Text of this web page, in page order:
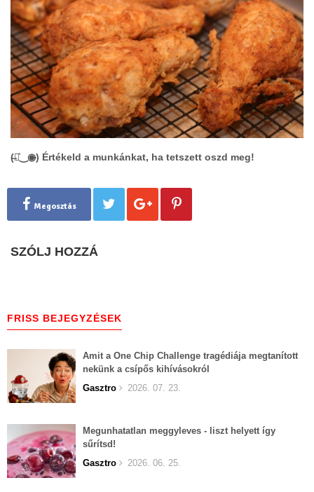
(̶◉͛‿◉̶) Értékeld a munkánkat, ha tetszett oszd meg!
Megosztás
SZÓLJ HOZZÁ
FRISS BEJEGYZÉSEK
Amit a One Chip Challenge tragédiája megtanított
nekünk a csípős kihívásokról
Gasztro
2026. 07. 23.
Megunhatatlan meggyleves - liszt helyett így
sűrítsd!
Gasztro
2026. 06. 25.